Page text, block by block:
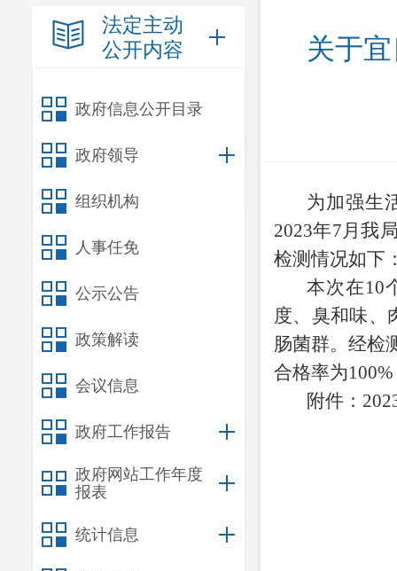
法定主动
公开内容
政府信息公开目录
政府领导
组织机构
人事任免
公示公告
政策解读
会议信息
政府工作报告
政府网站工作年度
报表
统计信息
关于
为加强生
2023年7月我
检测情况如下
本次在10
度、臭和味、
肠菌群。经检
合格率为100%
附件：